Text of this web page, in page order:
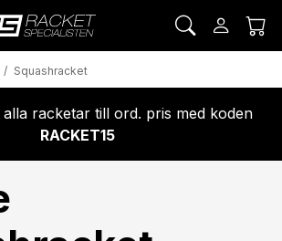
Squashracket
racketar till ord. pris med koden
RACKET15